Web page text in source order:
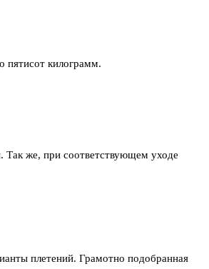
пятисот килограмм.
Так же, при соответствующем уходе
плетений. Грамотно подобранная